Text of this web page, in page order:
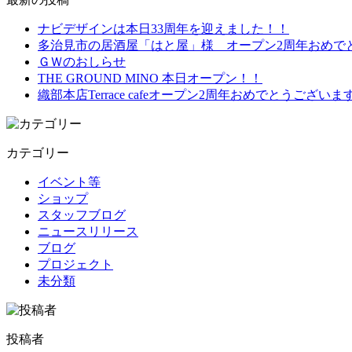
ナビデザインは本日33周年を迎えました！！
多治見市の居酒屋「はと屋」様 オープン2周年おめで
ＧＷのおしらせ
THE GROUND MINO 本日オープン！！
織部本店Terrace cafeオープン2周年おめでとうございま
カテゴリー
イベント等
ショップ
スタッフブログ
ニュースリリース
ブログ
プロジェクト
未分類
投稿者